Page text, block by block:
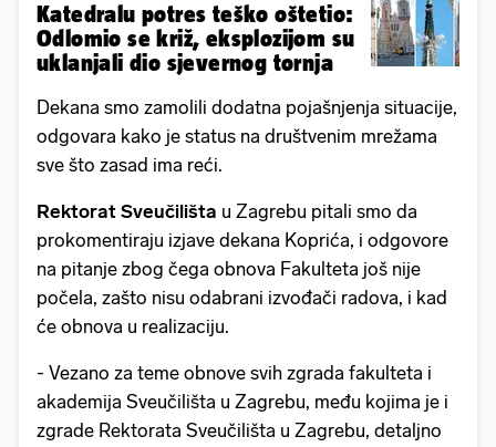
Katedralu potres teško oštetio:
Odlomio se križ, eksplozijom su
uklanjali dio sjevernog tornja
Dekana smo zamolili dodatna pojašnjenja situacije,
odgovara kako je status na društvenim mrežama
sve što zasad ima reći.
Rektorat Sveučilišta u Zagrebu pitali smo da
prokomentiraju izjave dekana Koprića, i odgovore
na pitanje zbog čega obnova Fakulteta još nije
počela, zašto nisu odabrani izvođači radova, i kad
će obnova u realizaciju.
- Vezano za teme obnove svih zgrada fakulteta i
akademija Sveučilišta u Zagrebu, među kojima je i
zgrade Rektorata Sveučilišta u Zagrebu, detaljno